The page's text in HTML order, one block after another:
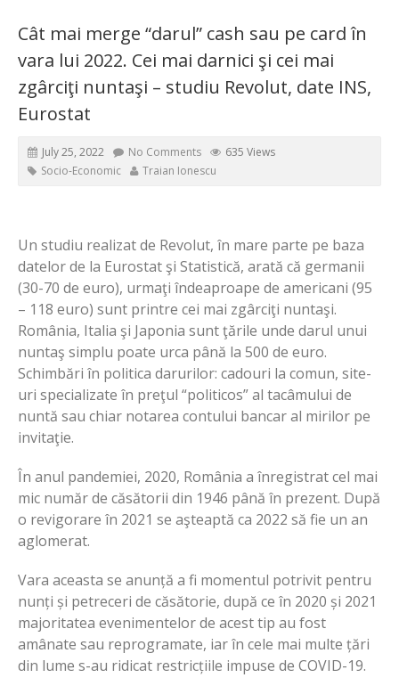
Cât mai merge “darul” cash sau pe card în
vara lui 2022. Cei mai darnici şi cei mai
zgârciţi nuntaşi – studiu Revolut, date INS,
Eurostat
July 25, 2022 No Comments
635 Views
Socio-Economic
Traian Ionescu
Un studiu realizat de Revolut, în mare parte pe baza
datelor de la Eurostat şi Statistică, arată că germanii
(30-70 de euro), urmaţi îndeaproape de americani (95
– 118 euro) sunt printre cei mai zgârciţi nuntaşi.
România, Italia şi Japonia sunt ţările unde darul unui
nuntaş simplu poate urca până la 500 de euro.
Schimbări în politica darurilor: cadouri la comun, site-
uri specializate în preţul “politicos” al tacâmului de
nuntă sau chiar notarea contului bancar al mirilor pe
invitaţie.
În anul pandemiei, 2020, România a înregistrat cel mai
mic număr de căsătorii din 1946 până în prezent. După
o revigorare în 2021 se aşteaptă ca 2022 să fie un an
aglomerat.
Vara aceasta se anunță a fi momentul potrivit pentru
nunți și petreceri de căsătorie, după ce în 2020 și 2021
majoritatea evenimentelor de acest tip au fost
amânate sau reprogramate, iar în cele mai multe țări
din lume s-au ridicat restricțiile impuse de COVID-19.